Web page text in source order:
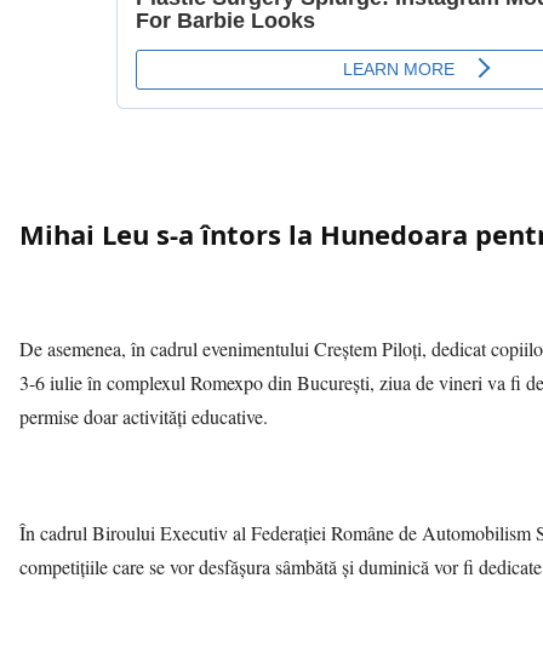
Mihai Leu s-a întors la Hunedoara
De asemenea, în cadrul evenimentului Creştem Piloţi, dedicat
3-6 iulie în complexul Romexpo din Bucureşti, ziua de vineri va fi
permise doar activităţi educative.
În cadrul Biroului Executiv al Federaţiei Române de Automobilism
competiţiile care se vor desfăşura sâmbătă şi duminică vor fi